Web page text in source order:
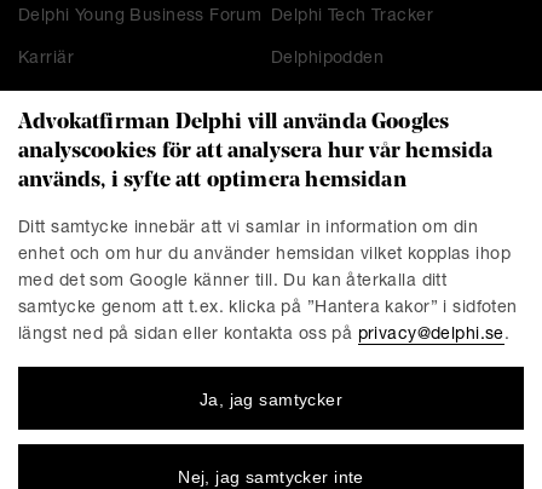
Delphi Young Business Forum Delphi Tech Tracker
Karriär Delphipodden
KONTAKT
Stockholm Malmö
Presskontakt Göteborg
Linköping
Advokatfirman Delphi är en progressiv affärsjuridisk
advokatbyrå med erkända specialister inom de flesta av
Advokatfirman Delphi vill använda Googles
analyscookies för att analysera hur vår hemsida
används, i syfte att optimera hemsidan
Ditt samtycke innebär att vi samlar in information om din
enhet och om hur du använder hemsidan vilket kopplas ihop
med det som Google känner till. Du kan återkalla ditt
samtycke genom att t.ex. klicka på ”Hantera kakor” i sidfoten
längst ned på sidan eller kontakta oss på privacy@delphi.se.
Ja, jag samtycker
Nej, jag samtycker inte